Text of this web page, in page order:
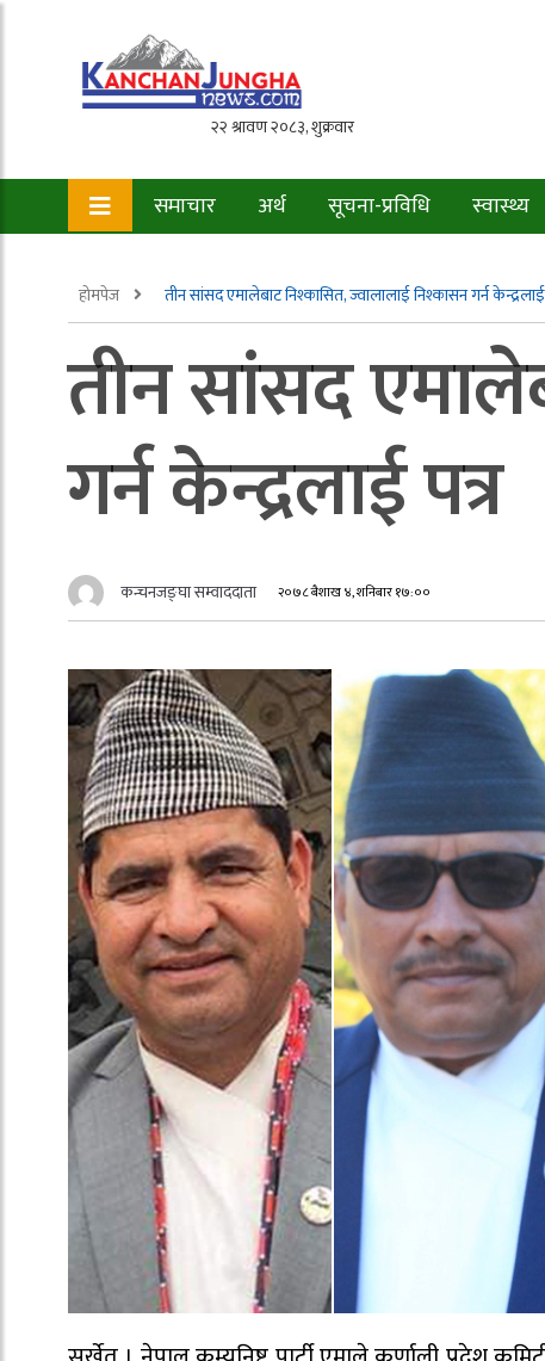
समाचार अर्थ सूचना-प्रविधि स्वास्थ्य
होमपेज तीन सांसद एमालेबाट निश्कासित, ज्वालालाई निश्कासन गर्न केन्द्रलाई
तीन सांसद
गर्न केन्द्रलाई पत्र
कन्चनजङ्घा सम्वाददाता २०७८ बैशाख ४, शनिबार १७:००